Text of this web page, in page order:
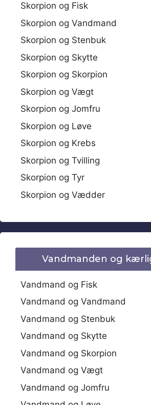
Skorpion og Fisk
Skorpion og Vandmand
Skorpion og Stenbuk
Skorpion og Skytte
Skorpion og Skorpion
Skorpion og Vægt
Skorpion og Jomfru
Skorpion og Løve
Skorpion og Krebs
Skorpion og Tvilling
Skorpion og Tyr
Skorpion og Vædder
Vandmanden og
Vandmand og Fisk
Vandmand og Vandmand
Vandmand og Stenbuk
Vandmand og Skytte
Vandmand og Skorpion
Vandmand og Vægt
Vandmand og Jomfru